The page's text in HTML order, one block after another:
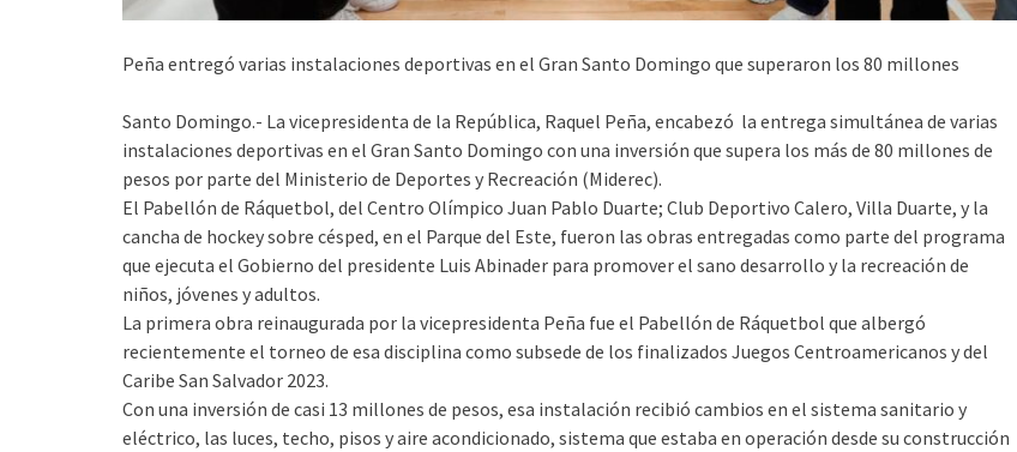
Peña entregó varias instalaciones deportivas en el Gran Santo Domingo que superaron los 80 millones
Santo Domingo.- La vicepresidenta de la República, Raquel Peña, encabezó la entrega simultánea de varias
instalaciones deportivas en el Gran Santo Domingo con una inversión que supera los más de 80 millones de
pesos por parte del Ministerio de Deportes y Recreación (Miderec).
El Pabellón de Ráquetbol, del Centro Olímpico Juan Pablo Duarte; Club Deportivo Calero, Villa Duarte, y la
cancha de hockey sobre césped, en el Parque del Este, fueron las obras entregadas como parte del programa
que ejecuta el Gobierno del presidente Luis Abinader para promover el sano desarrollo y la recreación de
niños, jóvenes y adultos.
La primera obra reinaugurada por la vicepresidenta Peña fue el Pabellón de Ráquetbol que albergó
recientemente el torneo de esa disciplina como subsede de los finalizados Juegos Centroamericanos y del
Caribe San Salvador 2023.
Con una inversión de casi 13 millones de pesos, esa instalación recibió cambios en el sistema sanitario y
eléctrico, las luces, techo, pisos y aire acondicionado, sistema que estaba en operación desde su construcción